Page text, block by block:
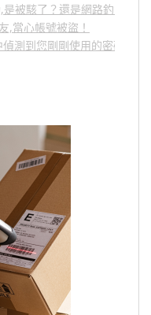
被駭了？還是網路釣魚？
,當心帳號被盜！
測到您剛剛使用的密碼」